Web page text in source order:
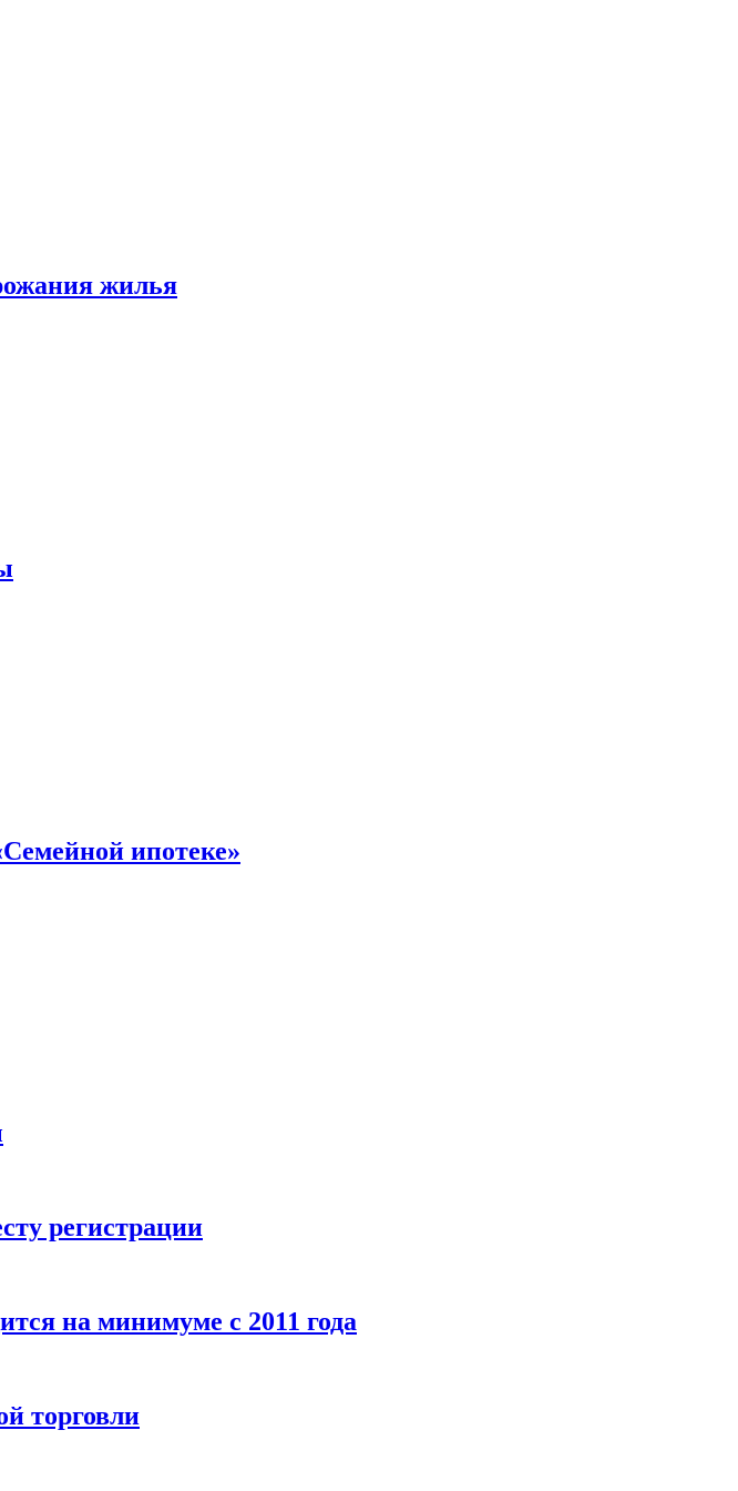
жилья
ипотеке»
регистрации
на минимуме с 2011 года
торговли